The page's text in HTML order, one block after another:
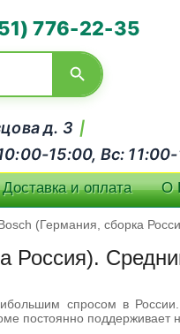
776-22-35
д. 3 |
15:00, Вс:
Доставка и оплата О
(Германия, сборка
Россия).
спросом в
постоянно поддерживает